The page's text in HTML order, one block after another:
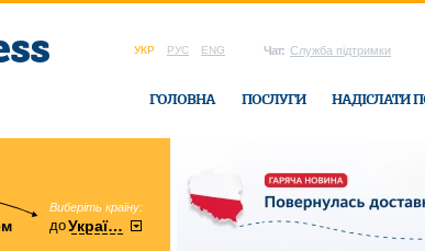
УКР РУС ENG Чат: Служба підтримки
ГОЛОВНА ПОСЛУГИ НАДІСЛАТИ
Виберіть країну:
доУкраїни
область:
Вінницька в